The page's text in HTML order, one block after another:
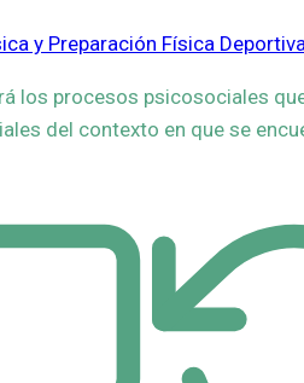
y Preparación Física
los procesos psicosociales
del contexto en que se